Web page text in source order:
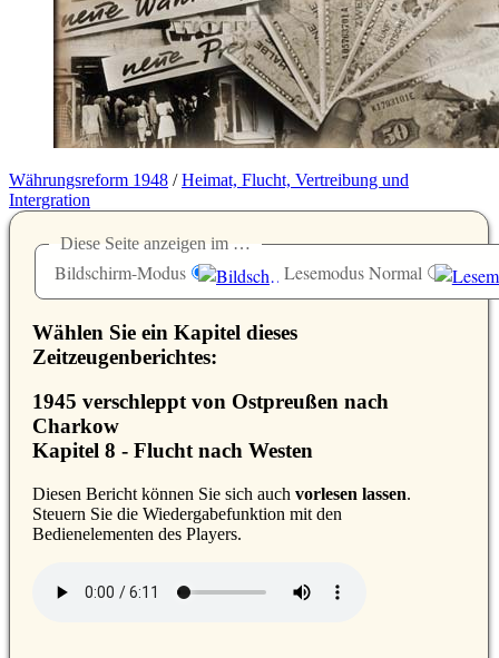
Währungsreform 1948 /Heimat, Flucht, Vertreibung und
Intergration
Diese Seite anzeigen im …
Bildschirm-Modus Lesemodus Normal
Wählen Sie ein Kapitel dieses
Zeitzeugenberichtes:
1945 verschleppt von Ostpreußen nach
Charkow
Kapitel 8 - Flucht nach Westen
Diesen Bericht können Sie sich auch vorlesen lassen.
Steuern Sie die Wiedergabefunktion mit den
Bedienelementen des Players.